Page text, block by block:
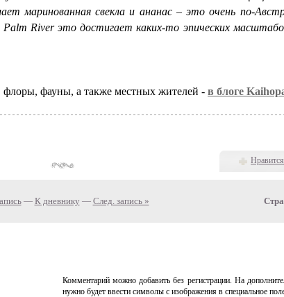
маринованная свекла и ананас – это очень по-
Palm River это достигает каких-то эпических
флоры, фауны, а также местных жителей - в блоге
Нравится
— К дневнику — След. запись »
Комментарий можно добавить без регистрации. На
нужно будет ввести символы с изображения в специальное